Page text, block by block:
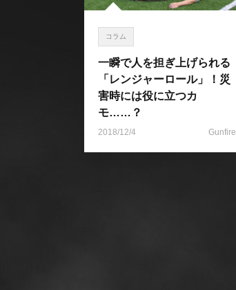
コラム
一瞬で人を担ぎ上げられる
「レンジャーロール」！災
害時には役に立つカ
モ……？
2018/12/4 Gunfire